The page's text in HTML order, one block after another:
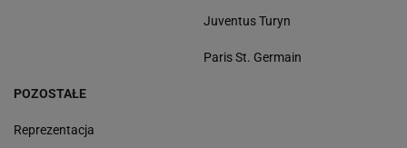
Juventus Turyn
Paris St. Germain
POZOSTAŁE
Reprezentacja